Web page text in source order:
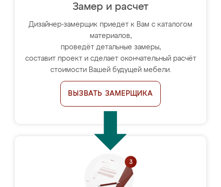
Замер и расчет
Дизайнер-замерщик приедет к Вам с каталогом
материалов,
проведёт детальные замеры,
составит проект и сделает окончательный расчёт
стоимости Вашей будущей мебели.
ВЫЗВАТЬ ЗАМЕРЩИКА